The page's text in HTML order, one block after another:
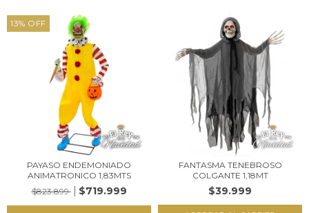
13% OFF
PAYASO ENDEMONIADO
ANIMATRONICO 1,83MTS
$823.899
$719.999
FANTASMA TENEBROSO
COLGANTE 1,18MT
$39.999